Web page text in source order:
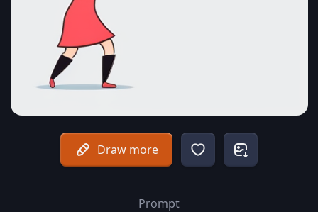
Draw more
Prompt